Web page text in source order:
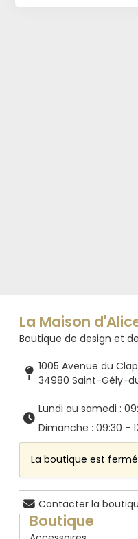
La Maison
Boutique de design et
1005 Avenue du
34980 Saint-Gély-
Lundi au samedi :
Dimanche : 09:30 -
La boutique est
Contacter la
Boutique